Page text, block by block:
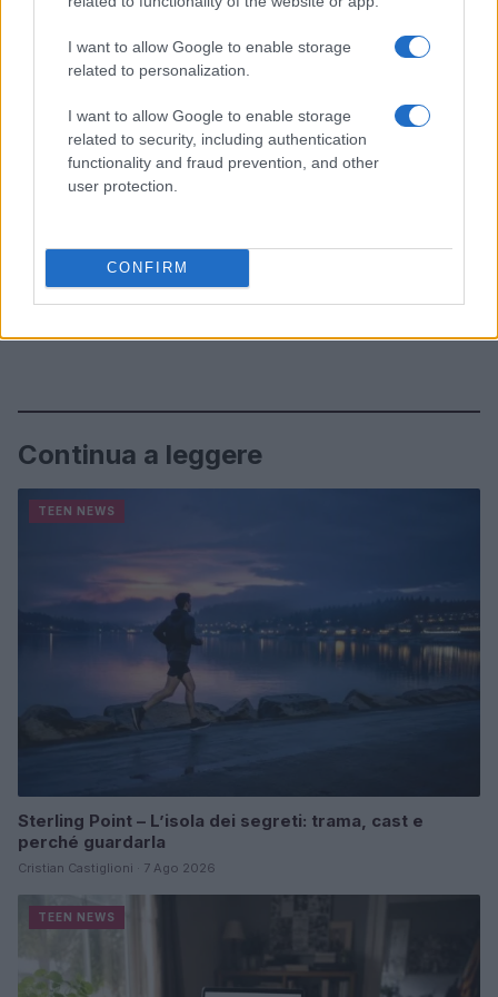
I want to allow Google to enable storage
related to personalization.
I want to allow Google to enable storage
related to security, including authentication
functionality and fraud prevention, and other
user protection.
CONFIRM
Continua a leggere
TEEN NEWS
Sterling Point – L’isola dei segreti: trama, cast e
perché guardarla
Cristian Castiglioni · 7 Ago 2026
TEEN NEWS